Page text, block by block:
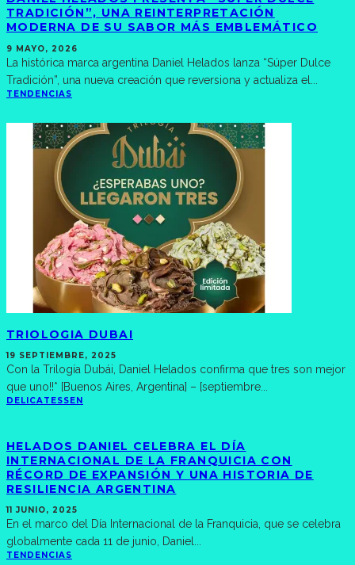
TRADICIÓN”, UNA REINTERPRETACIÓN
MODERNA DE SU SABOR MÁS EMBLEMÁTICO
9 MAYO, 2026
La histórica marca argentina Daniel Helados lanza “Súper Dulce
Tradición”, una nueva creación que reversiona y actualiza el
TENDENCIAS
TRIOLOGIA DUBAI
19 SEPTIEMBRE, 2025
Con la Trilogía Dubái, Daniel Helados confirma que tres son mejor
que uno!!* [Buenos Aires, Argentina] – [septiembre...
DELICATESSEN
HELADOS DANIEL CELEBRA EL DÍA
INTERNACIONAL DE LA FRANQUICIA CON
RÉCORD DE EXPANSIÓN Y UNA HISTORIA DE
RESILIENCIA ARGENTINA
11 JUNIO, 2025
En el marco del Día Internacional de la Franquicia, que se celebra
globalmente cada 11 de junio, Daniel...
TENDENCIAS